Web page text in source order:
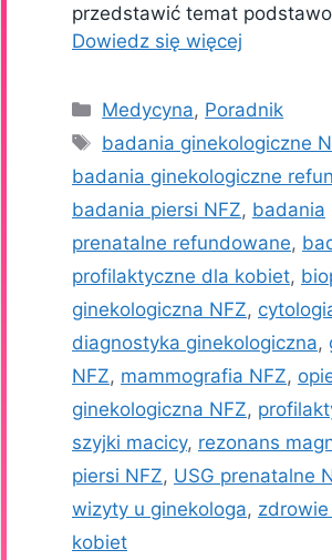
przedstawić temat
Dowiedz się więcej
Kategorie
Medycyna, Poradnik
Tagi
badania ginekologiczne
badania ginekologiczne
badania piersi NFZ, badania
prenatalne refundowane,
profilaktyczne dla kobiet,
ginekologiczna NFZ,
diagnostyka ginekologiczna,
NFZ, mammografia NFZ,
ginekologiczna NFZ,
szyjki macicy, rezonans
piersi NFZ, USG prenatalne
wizyty u ginekologa,
kobiet